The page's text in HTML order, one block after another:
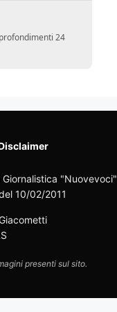
24
"Nuovevoci"
10/02/2011
presenti sul sito.